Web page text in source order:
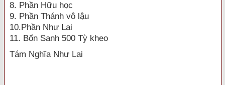
8. Phần Hữu học
9. Phần Thánh vô lậu
10.Phần Như Lai
11. Bổn Sanh 500 Tỳ kheo
Tám Nghĩa Như Lai